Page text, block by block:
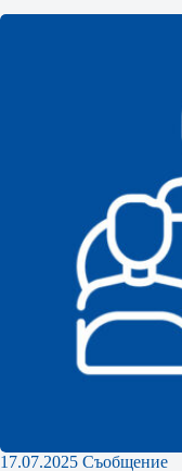
17.07.2025 Съобщение